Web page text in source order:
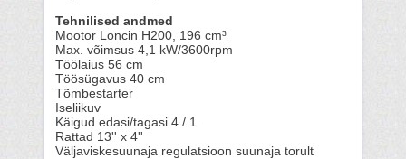
Tehnilised andmed
Mootor Loncin H200, 196 cm³
Max. võimsus 4,1 kW/3600rpm
Töölaius 56 cm
Töösügavus 40 cm
Tõmbestarter
Iseliikuv
Käigud edasi/tagasi 4 / 1
Rattad 13'' x 4''
Väljaviskesuunaja regulatsioon suunaja torult